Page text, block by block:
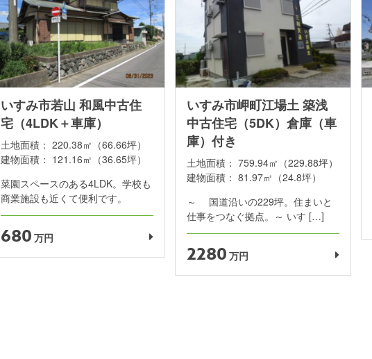
いすみ市若山 和風中古住
宅（4LDK＋車庫）
土地面積： 220.38㎡（66.66坪）
建物面積： 121.16㎡（36.65坪）
菜園スペースのある4LDK。学校も
商業施設も近くて便利です。
680万円
いすみ市岬町江場土 築浅
中古住宅（5DK）倉庫（車
庫）付き
土地面積： 759.94㎡（229.88坪）
建物面積： 81.97㎡（24.8坪）
～ 国道沿いの229坪。住まいと
仕事をつなぐ拠点。～ いす […]
2280万円